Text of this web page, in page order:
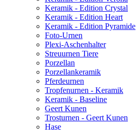
Keramik - Edition Crystal
Keramik - Edition Heart
Keramik - Edition Pyramide
Foto-Urnen
Plexi-Aschenhalter
Streuurnen Tiere
Porzellan
Porzellankeramik
Pferdeurnen
Tropfenurnen - Keramik
Keramik - Baseline
Geert Kunen
Trosturnen - Geert Kunen
Hase